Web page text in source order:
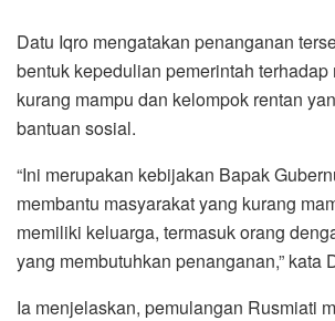
Datu Iqro mengatakan penanganan
bentuk kepedulian pemerintah terhadap
kurang mampu dan kelompok rentan
bantuan sosial.
“Ini merupakan kebijakan Bapak
membantu masyarakat yang kurang
memiliki keluarga, termasuk orang
yang membutuhkan penanganan,” kata
Ia menjelaskan, pemulangan Rusmiati